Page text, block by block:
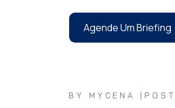
Agende Um Briefing
BY MYCENA |